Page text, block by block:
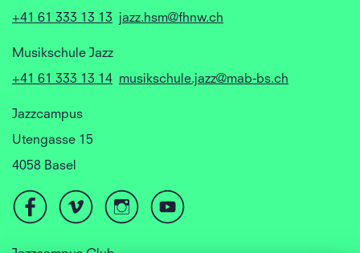
+41 61 333 13 13
jazz.hsm@fhnw.ch
Musikschule Jazz
+41 61 333 13 14 musikschule.jazz@mab-bs.ch
Jazzcampus
Utengasse 15
4058 Basel